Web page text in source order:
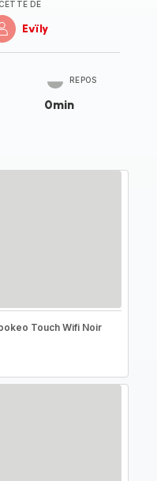
DE
Evïly
REPOS
0min
Touch Wifi Noir